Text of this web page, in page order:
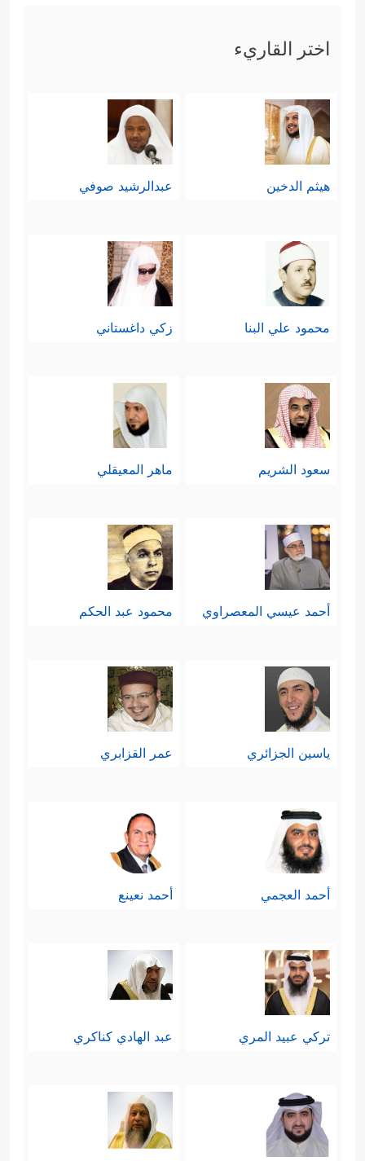
اختر القاريء
هيثم الدخين عبدالرشيد صوفي
محمود علي البنا زكي داغستاني
سعود الشريم ماهر المعيقلي
أحمد عيسي المعصراوي محمود عبد الحكم
ياسين الجزائري عمر القزابري
أحمد العجمي أحمد نعينع
تركي عبيد المري عبد الهادي كناكري